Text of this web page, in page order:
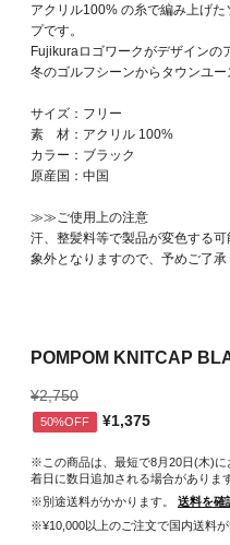
アクリル100% の糸で編み上げ
プです。
Fujikuraロゴワークがデザインの
冬のゴルフシーンからタウンユー
サイズ：フリー
素 材：アクリル 100%
カラー：ブラック
原産国：中国
≫≫ご使用上の注意
汗、整髪料等で製品が変色する
象外となりますので、予めご了承
POMPOM KNITCAP
¥2,750
50%OFF ¥1,375
※この商品は、最短で8月20日(木)
着日に数日追加される場合がありま
※別途送料がかかります。
送料を確
※¥10,000以上のご注文で国内送料が